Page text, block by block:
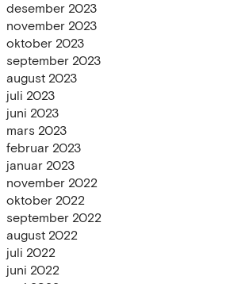
desember 2023
november 2023
oktober 2023
september 2023
august 2023
juli 2023
juni 2023
mars 2023
februar 2023
januar 2023
november 2022
oktober 2022
september 2022
august 2022
juli 2022
juni 2022